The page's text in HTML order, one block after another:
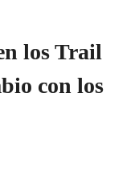
los Trail
con los